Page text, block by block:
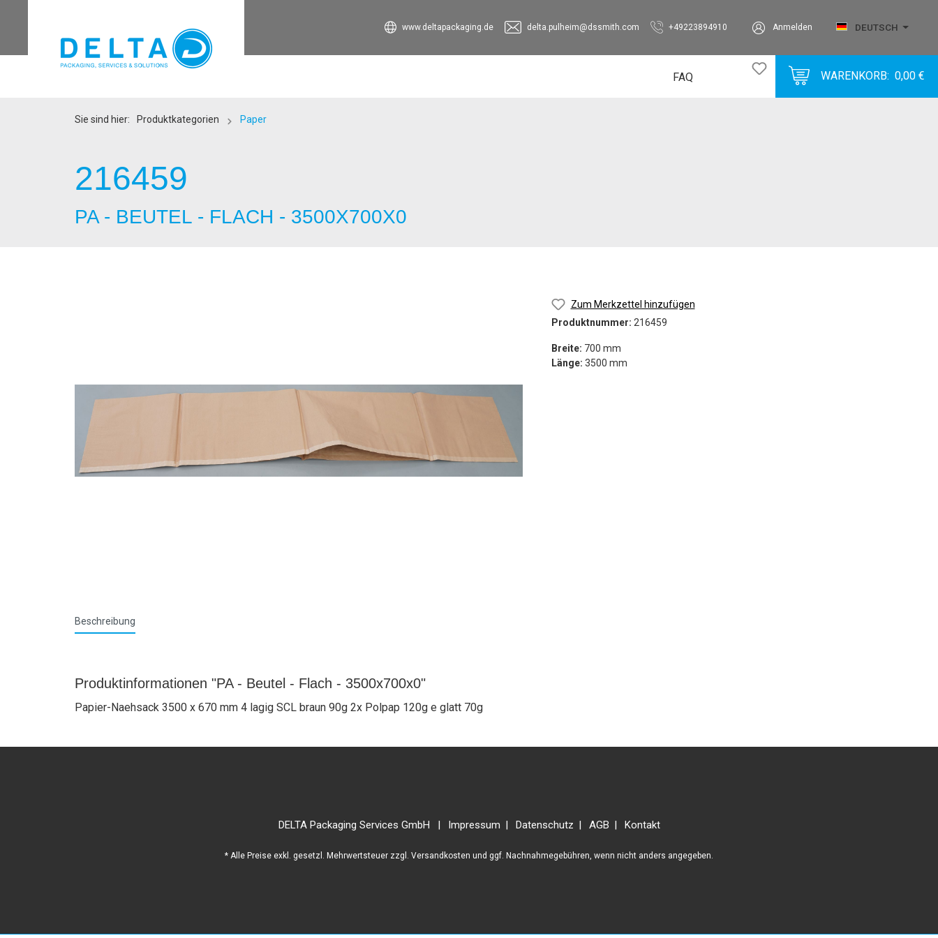
www.deltapackaging.de delta.pulheim@dssmith.com +49223894910 Anmelden DEUTSCH
FAQ
SolidBoard
WARENKORB: 0,00 €
Sie sind hier: Produktkategorien Paper
216459
PA - BEUTEL - FLACH - 3500X700X0
Zum Merkzettel hinzufügen
Produktnummer: 216459
Breite: 700 mm
Länge: 3500 mm
Beschreibung
Produktinformationen "PA - Beutel - Flach - 3500x700x0"
Papier-Naehsack 3500 x 670 mm 4 lagig SCL braun 90g 2x Polpap 120g e glatt 70g
DELTA Packaging Services GmbH Impressum Datenschutz AGB Kontakt
* Alle Preise exkl. gesetzl. Mehrwertsteuer zzgl. Versandkosten und ggf. Nachnahmegebühren, wenn nicht anders angegeben.